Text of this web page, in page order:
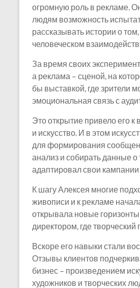
огромную роль в рекламе.
людям возможность
рассказывать истории о
человеческом
За время своих
а реклама – сценой, на
бы выставкой, где зрители
эмоциональная связь с
Это открытие привело его
и искусство. И в этом
для формирования
анализ и собирать данные
адаптировал свои
К шагу Алексея многие
живописи и к рекламе
открывала новые
директором, где
Вскоре его навыки стали
Отзывы клиентов
бизнес – произведением
художников и творческих